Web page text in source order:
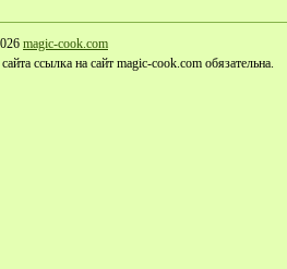
magic-cook.com
ссылка на сайт magic-cook.com обязательна.